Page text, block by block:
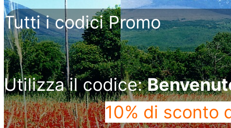
Tutti i codici Promo
Utilizza il codice:
10% di sconto